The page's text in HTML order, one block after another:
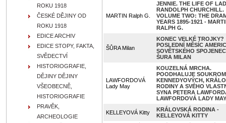
MARTIN Ralph G.
JENNIE. THE LIFE OF
RANDOLPH CHURCHILL.
VOLUME TWO: THE
YEARS 1895-1921 -
RALPH G.
ŠŮRA Milan
KONEC VELKÉ TROJKY?
POSLEDNÍ MĚSÍC
SOVĚTSKÉHO
ŠURA MILAN
LAWFORDOVÁ
Lady May
KOUZELNÁ MRCHA.
POODHALUJE
KENNEDYOVÝCH,
RODINY A SVÉHO
SYNA PETERA
LAWFORDOVÁ LADY MAY
KELLEYOVÁ Kitty
KRÁLOVSKÁ RODINA -
KELLEYOVÁ KITTY
ROKU 1918
ČESKÉ DĚJINY OD
ROKU 1918
EDICE ARCHIV
EDICE STOPY, FAKTA,
SVĚDECTVÍ
HISTORIOGRAFIE,
DĚJINY DĚJINY
VŠEOBECNĚ,
HISTORIOGRAFIE
PRAVĚK,
ARCHEOLOGIE